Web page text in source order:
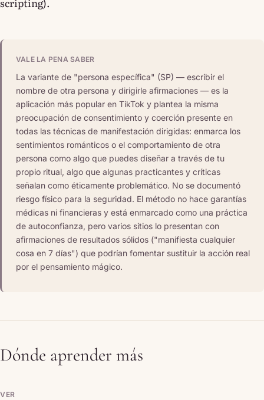
VALE LA PENA SABER
La variante de "persona específica" (SP) — escribir el
nombre de otra persona y dirigirle afirmaciones — es la
aplicación más popular en TikTok y plantea la misma
preocupación de consentimiento y coerción presente en
todas las técnicas de manifestación dirigidas: enmarca los
sentimientos románticos o el comportamiento de otra
persona como algo que puedes diseñar a través de tu
propio ritual, algo que algunas practicantes y críticas
señalan como éticamente problemático. No se documentó
riesgo físico para la seguridad. El método no hace garantías
médicas ni financieras y está enmarcado como una práctica
de autoconfianza, pero varios sitios lo presentan con
afirmaciones de resultados sólidos ("manifiesta cualquier
cosa en 7 días") que podrían fomentar sustituir la acción real
por el pensamiento mágico.
Dónde aprender más
VER